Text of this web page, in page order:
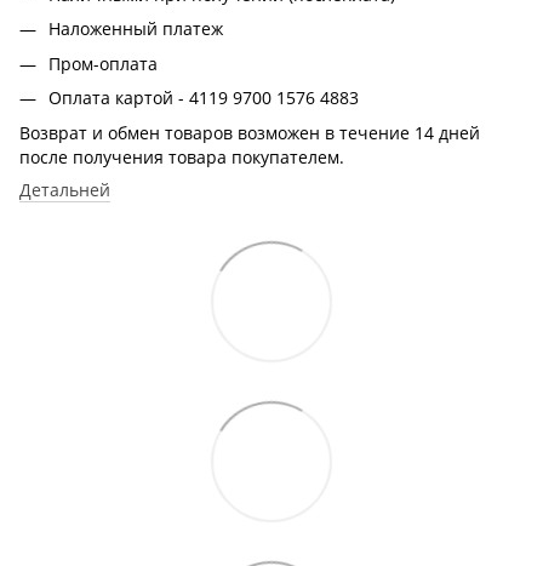
Наложенный платеж
Пром-оплата
Оплата картой - 4119 9700 1576 4883
Возврат и обмен товаров возможен в течение 14 дней
после получения товара покупателем.
Детальней